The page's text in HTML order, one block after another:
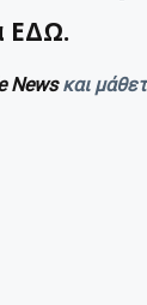
ΕΔΩ.
Newsκαι